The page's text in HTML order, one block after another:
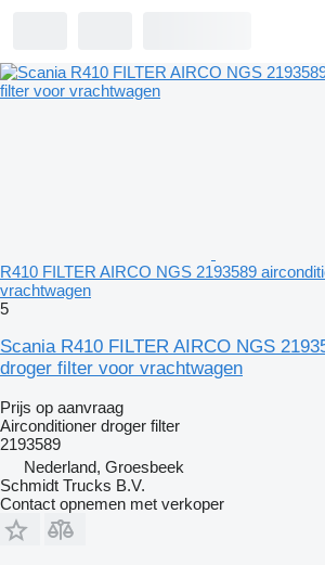
R410 FILTER AIRCO NGS 2193589
vrachtwagen
5
Scania R410 FILTER AIRCO NGS
droger filter voor vrachtwagen
Prijs op aanvraag
Airconditioner droger filter
2193589
Nederland, Groesbeek
Schmidt Trucks B.V.
Contact opnemen met verkoper